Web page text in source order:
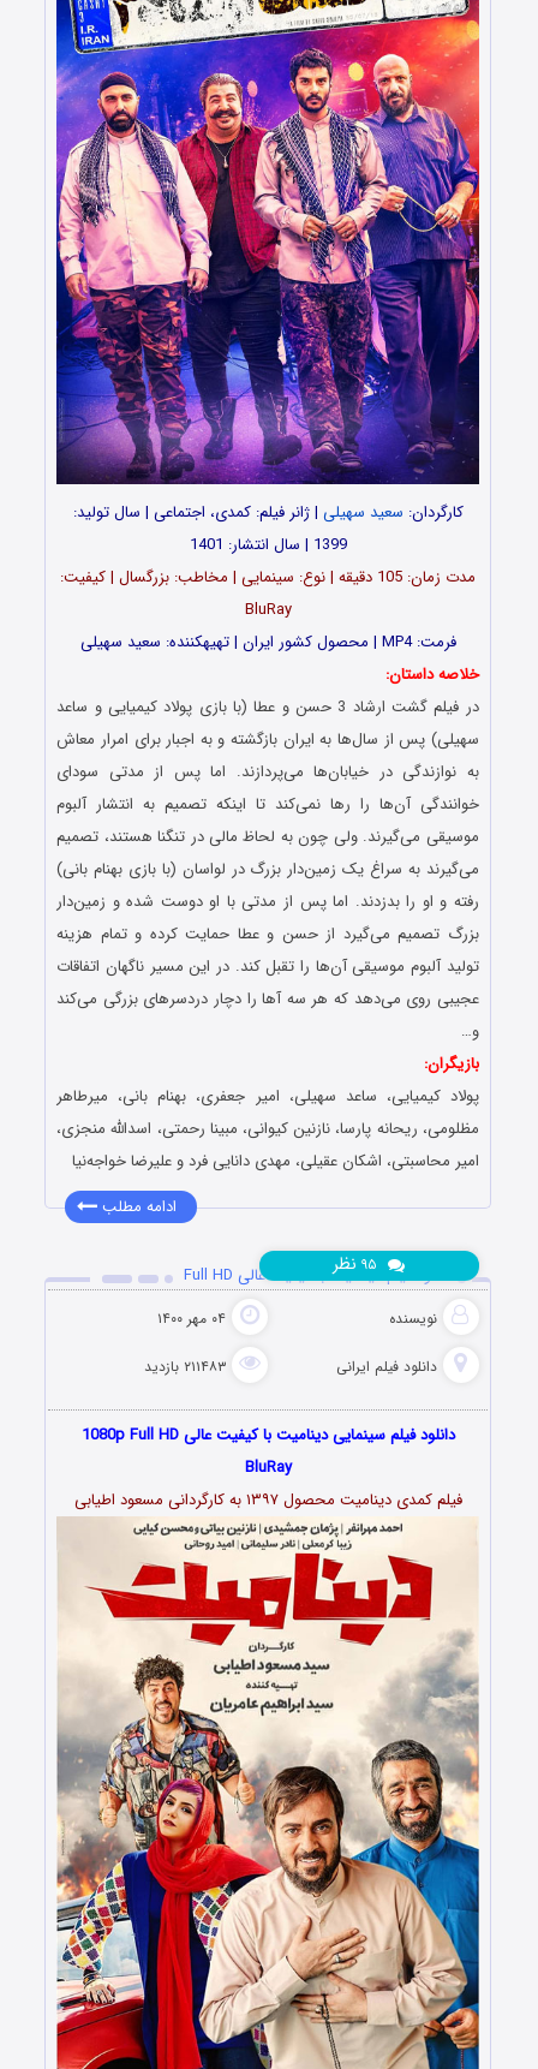
کارگردان: سعید سهیلی | ژانر فیلم: کمدی، اجتماعی | سال تولید:
1399 | سال انتشار: 1401
مدت زمان: 105 دقیقه | نوع: سینمایی | مخاطب: بزرگسال | کیفیت:
BluRay
فرمت: MP4 | محصول کشور ایران | تهیه‎کننده: سعید سهیلی
خلاصه داستان:
در فیلم گشت ارشاد 3 حسن و عطا (با بازی پولاد کیمیایی و ساعد
سهیلی) پس از سال‌ها به ایران بازگشته‌ و به اجبار برای امرار معاش
به نوازندگی در خیابان‌ها می‌پردازند. اما پس از مدتی سودای
خوانندگی آن‌ها را رها نمی‌کند تا اینکه تصمیم به انتشار آلبوم
موسیقی می‌گیرند. ولی چون به لحاظ مالی در تنگنا هستند، تصمیم
می‌گیرند به سراغ یک زمین‌دار بزرگ در لواسان (با بازی بهنام بانی)
رفته و او را بدزدند. اما پس از مدتی با او دوست شده و زمین‌دار
بزرگ تصمیم می‌گیرد از حسن و عطا حمایت کرده و تمام هزینه
تولید آلبوم موسیقی آن‌ها را تقبل کند. در این مسیر ناگهان اتفاقات
عجیبی روی می‌دهد که هر سه آ‌ها را دچار دردسرهای بزرگی می‌کند
و…
بازیگران:
پولاد کیمیایی، ساعد سهیلی، امیر جعفری، بهنام بانی، میرطاهر
مظلومی، ریحانه پارسا، نازنین کیوانی، مبینا رحمتی، اسدالله منجزی،
امیر محاسبتی، اشکان عقیلی، مهدی دانایی فرد و علیرضا خواجه‌نیا
ادامه مطلب
دانلود فیلم دینامیت با کیفیت عالی Full HD
نویسنده ۰۴ مهر ۱۴۰۰
دانلود فیلم‌ ایرانی ۲۱۱۴۸۳ بازدید
نظر
دانلود فیلم سینمایی دینامیت با کیفیت عالی 1080p Full HD
BluRay
فیلم کمدی دینامیت محصول ۱۳۹۷ به کارگردانی مسعود اطیابی